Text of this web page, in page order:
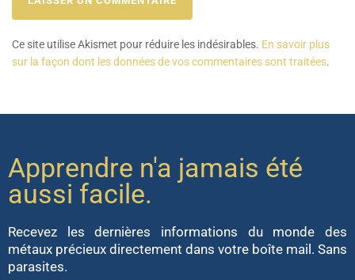
Ce site utilise Akismet pour réduire les indésirables. En savoir plus
sur la façon dont les données de vos commentaires sont traitées.
Apprendre n'a jamais été
aussi facile.
Recevez les dernières informations du monde des
métaux précieux directement dans votre boîte mail. Sans
parasites.